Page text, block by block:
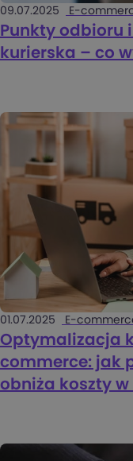
09.07.2025 E-
Punkty odbioru
kurierska – co
01.07.2025 E-
Optymalizacja
commerce: jak
obniża koszty